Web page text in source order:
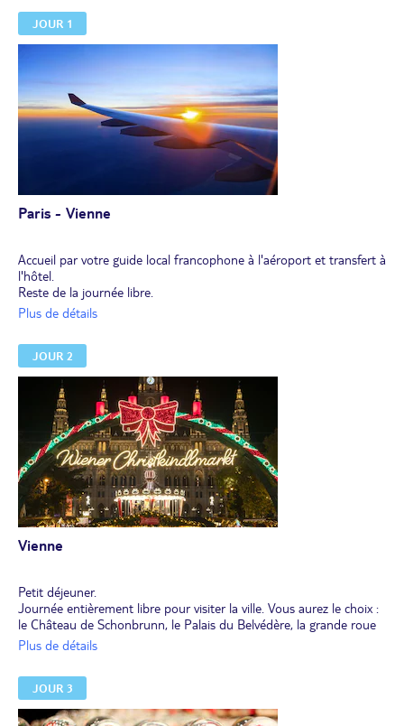
JOUR 1
Paris - Vienne
Accueil par votre guide local francophone à l'aéroport et transfert à
l'hôtel.
Reste de la journée libre.
Nuitée.
Plus de détails
JOUR 2
Vienne
Petit déjeuner.
Journée entièrement libre pour visiter la ville. Vous aurez le choix :
le Château de Schonbrunn, le Palais du Belvédère, la grande roue
du Prater....
Plus de détails
JOUR 3